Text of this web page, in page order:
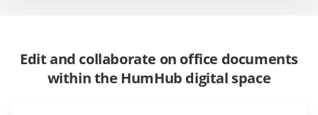
Edit and collaborate on office documents
within the HumHub digital space